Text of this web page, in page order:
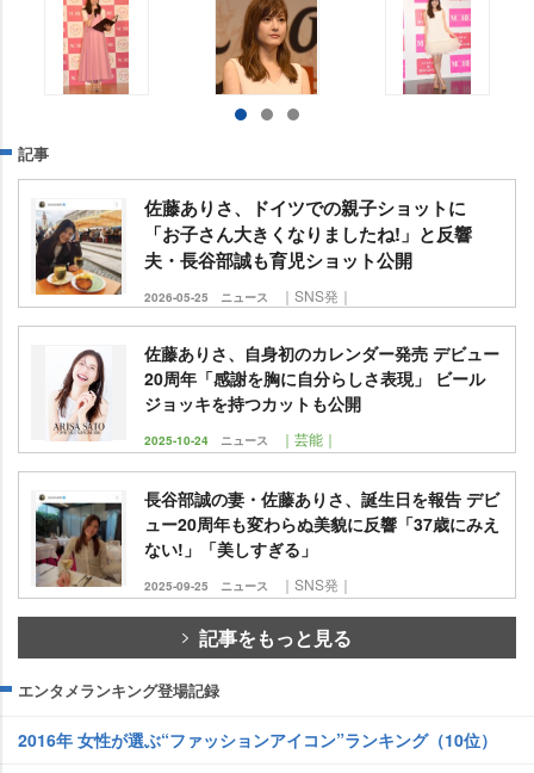
記事
佐藤ありさ、ドイツでの親子ショットに
「お子さん大きくなりましたね!」と反響
夫・長谷部誠も育児ショット公開
2026-05-25 ニュース ｜SNS発｜
佐藤ありさ、自身初のカレンダー発売 デビュー
20周年「感謝を胸に自分らしさ表現」 ビール
ジョッキを持つカットも公開
2025-10-24 ニュース ｜芸能｜
長谷部誠の妻・佐藤ありさ、誕生日を報告 デビ
ュー20周年も変わらぬ美貌に反響「37歳にみえ
ない!」「美しすぎる」
2025-09-25 ニュース ｜SNS発｜
記事をもっと見る
エンタメランキング登場記録
2016年 女性が選ぶ“ファッションアイコン”ランキング（10位）